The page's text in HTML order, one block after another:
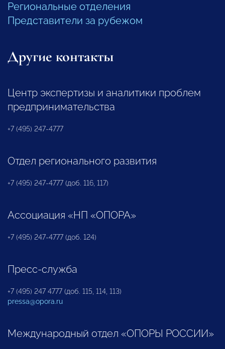
Региональные отделения
Представители за рубежом
Другие контакты
Центр экспертизы и аналитики проблем
предпринимательства
+7 (495) 247-4777
Отдел регионального развития
+7 (495) 247-4777 (доб. 116, 117)
Ассоциация «НП «ОПОРА»
+7 (495) 247-4777 (доб. 124)
Пресс-служба
+7 (495) 247 4777 (доб. 115, 114, 113)
pressa@opora.ru
Международный отдел «ОПОРЫ РОССИИ»